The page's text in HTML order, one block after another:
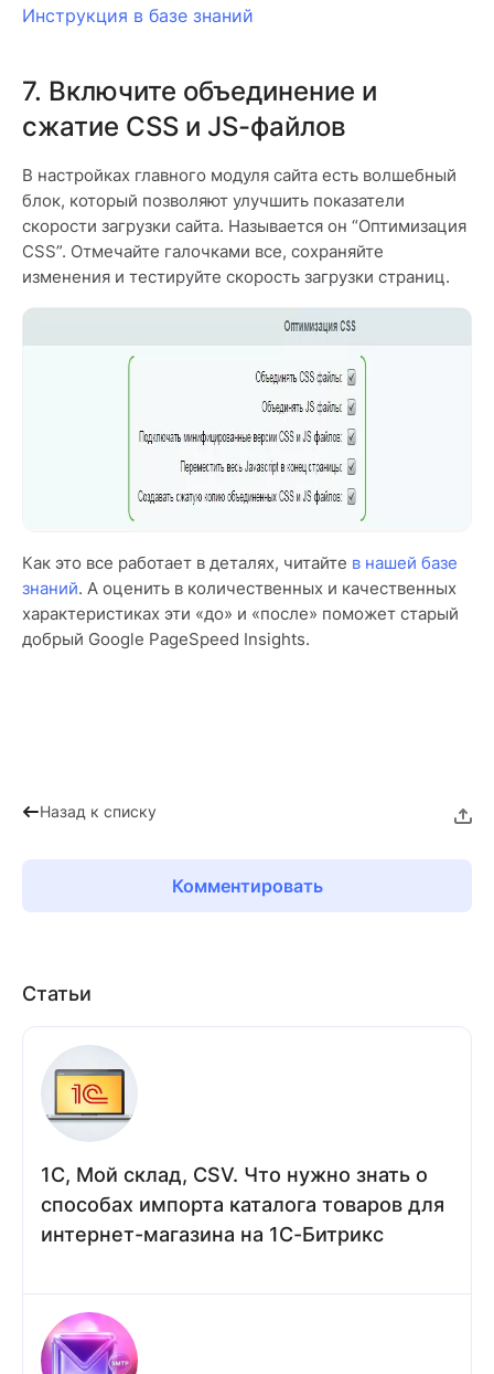
Инструкция в базе знаний
7. Включите объединение и
сжатие CSS и JS-файлов
В настройках главного модуля сайта есть волшебный
блок, который позволяют улучшить показатели
скорости загрузки сайта. Называется он “Оптимизация
CSS”. Отмечайте галочками все, сохраняйте
изменения и тестируйте скорость загрузки страниц.
Как это все работает в деталях, читайте в нашей базе
знаний. А оценить в количественных и качественных
характеристиках эти «до» и «после» поможет старый
добрый Google PageSpeed Insights.
Назад к списку
Комментировать
Статьи
1С, Мой склад, CSV. Что нужно знать о
способах импорта каталога товаров для
интернет-магазина на 1С-Битрикс